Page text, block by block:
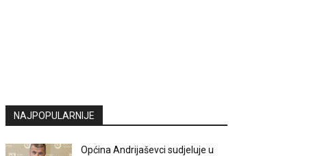
NAJPOPULARNIJE
Općina Andrijaševci sudjeluje u